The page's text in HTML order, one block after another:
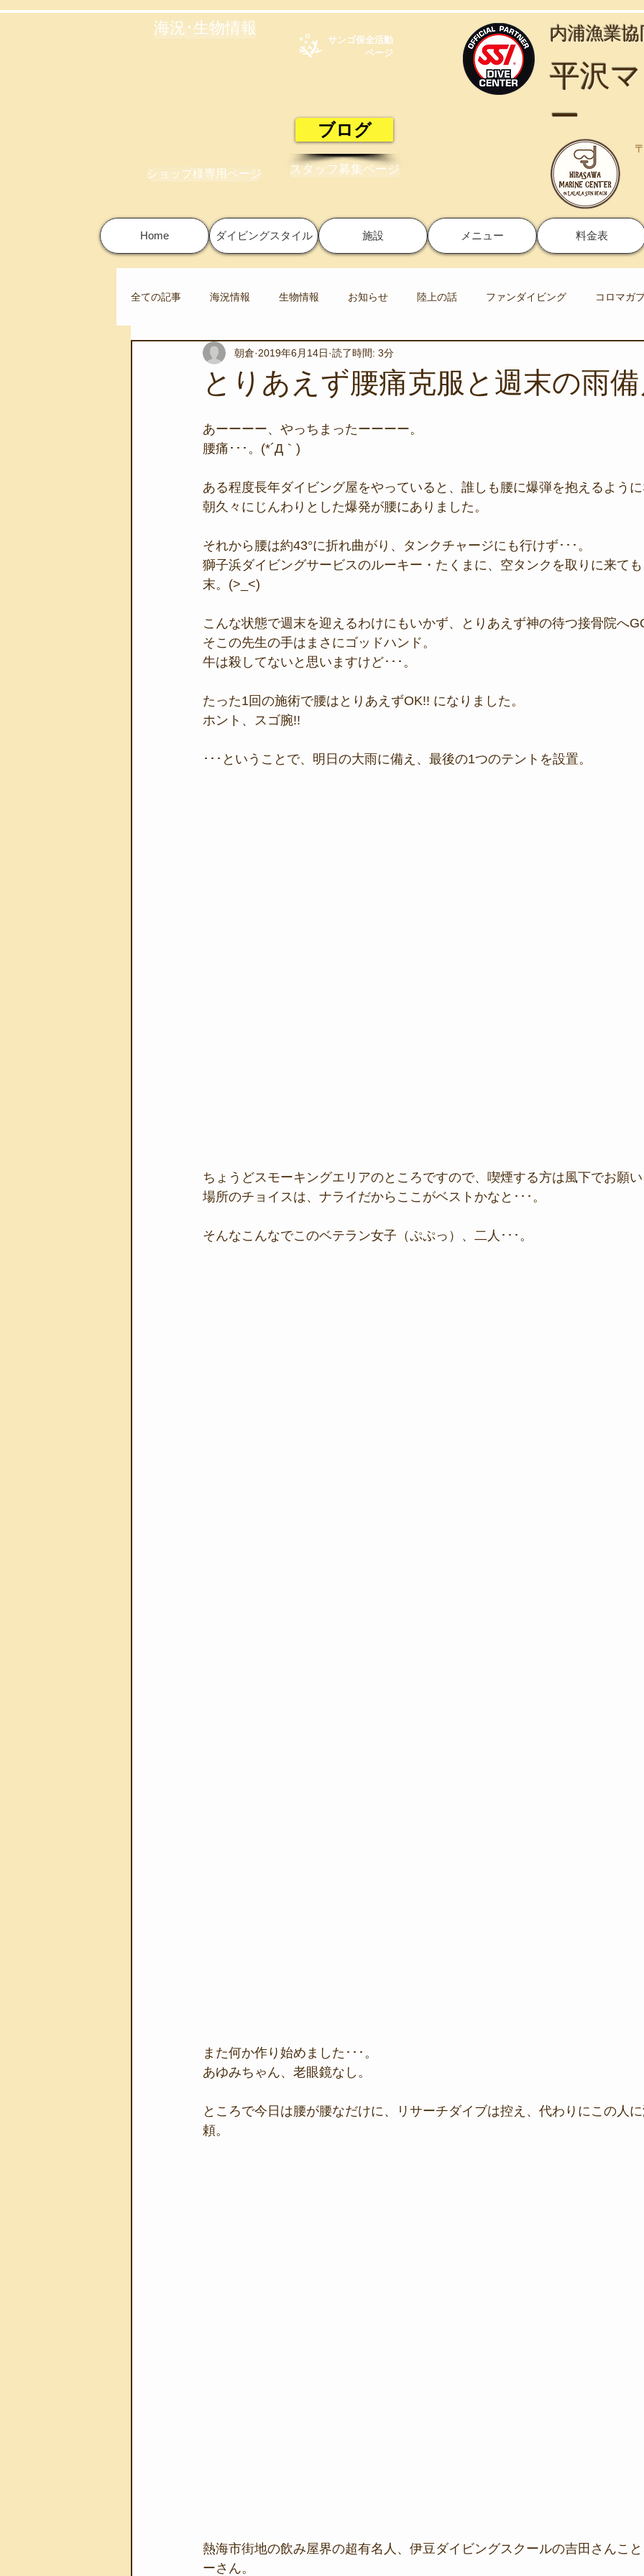
海況･生物情報
サンゴ保全活動​
ページ
ブログ
ショップ様専用ページ スタッフ募集ページ
内浦漁業
平沢
ー
Home ダイビングスタイル 施設 メニュー 料金表
全ての記事 海況情報 生物情報 お知らせ 陸上の話 ファンダイビング コロマガ
スノーケリングツアー 自然環境保全 ワカメの養殖
とりあえず腰痛克服と週末の雨備
朝倉 2019年6月14日 読了時間: 3分
あーーーー、やっちまったーーーー。
腰痛･･･。(*´Д｀)
ある程度長年ダイビング屋をやっていると、誰しも腰に爆弾を抱えるよう
朝久々にじんわりとした爆発が腰にありました。
それから腰は約43°に折れ曲がり、タンクチャージにも行けず･･･。
獅子浜ダイビングサービスのルーキー・たくまに、空タンクを取りに来て
末。(>_<)
こんな状態で週末を迎えるわけにもいかず、とりあえず神の待つ接骨院へ
そこの先生の手はまさにゴッドハンド。
牛は殺してないと思いますけど･･･。
たった1回の施術で腰はとりあえずOK!! になりました。
ホント、スゴ腕!!
･･･ということで、明日の大雨に備え、最後の1つのテントを設置。
ちょうどスモーキングエリアのところですので、喫煙する方は風下でお願い
場所のチョイスは、ナライだからここがベストかなと･･･。
そんなこんなでこのベテラン女子（ぷぷっ）、二人･･･。
また何か作り始めました･･･。
あゆみちゃん、老眼鏡なし。
ところで今日は腰が腰なだけに、リサーチダイブは控え、代わりにこの人
頼。
熱海市街地の飲み屋界の超有名人、伊豆ダイビングスクールの吉田さんこ
ーさん。